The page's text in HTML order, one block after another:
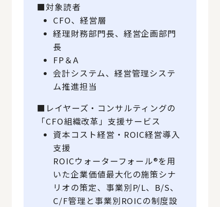
■対象読者
CFO、経営層
経理財務部門長、経営企画部門
長
FP＆A
会計システム、経営管理システ
ム推進担当
■レイヤーズ・コンサルティングの
「CFO組織改革」支援サービス
資本コスト経営・ROIC経営導入
支援
ROICウォーターフォール®を用
いた企業価値最大化の施策シナ
リオの策定、事業別P/L、B/S、
C/F管理と事業別ROICの制度設